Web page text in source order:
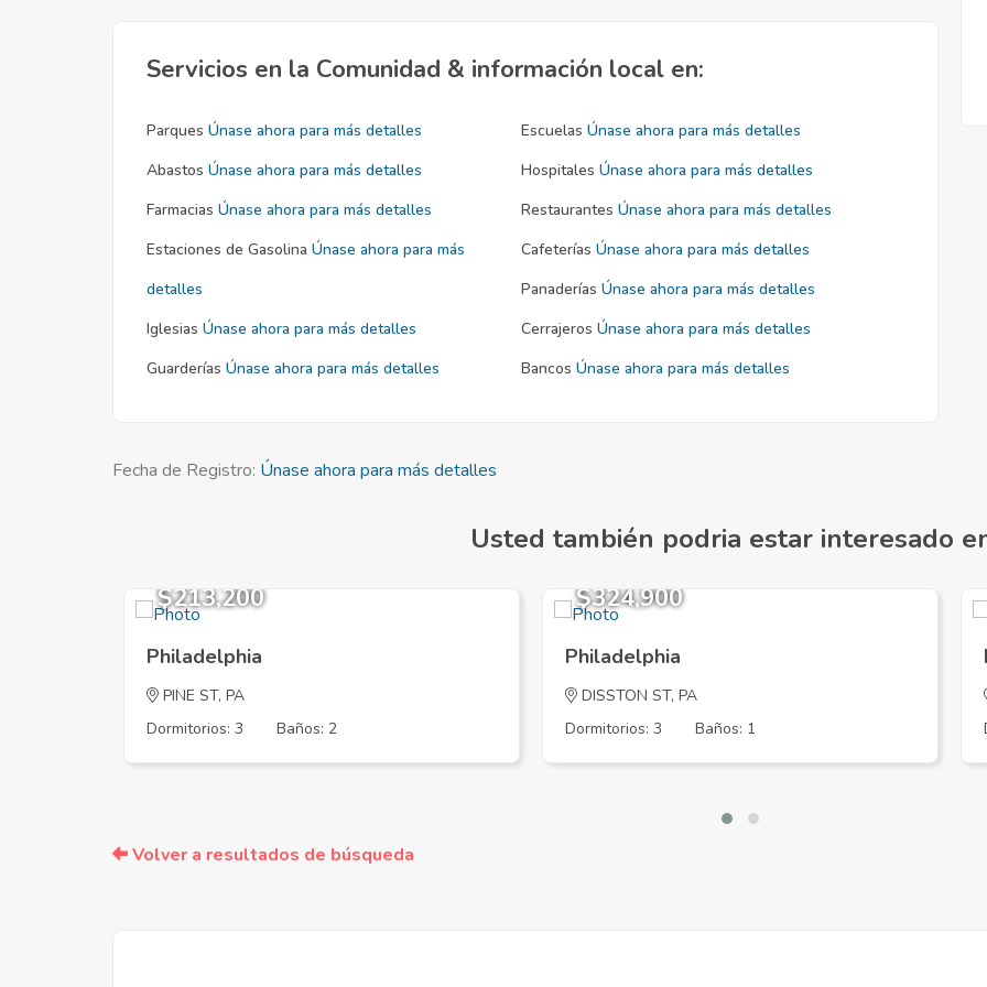
Servicios en la Comunidad & información local en:
Parques Únase ahora para más detalles Escuelas Únase ahora para más detalles
Abastos Únase ahora para más detalles Hospitales Únase ahora para más detalles
Farmacias Únase ahora para más detalles Restaurantes Únase ahora para más detalles
Estaciones de Gasolina Únase ahora para más
detalles
Cafeterías Únase ahora para más detalles
Panaderías Únase ahora para más detalles
Iglesias Únase ahora para más detalles Cerrajeros Únase ahora para más detalles
Guarderías Únase ahora para más detalles Bancos Únase ahora para más detalles
Fecha de Registro: Únase ahora para más detalles
Usted también podria estar interesado
$213,200
Philadelphia
PINE ST, PA
Dormitorios: 3
Baños: 2
$324,900
Philadelphia
DISSTON ST, PA
Dormitorios: 3
Baños: 1
Volver a resultados de búsqueda